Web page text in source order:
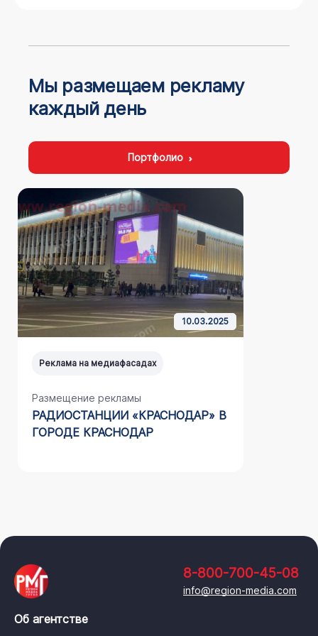
Мы размещаем рекламу
каждый день
Портфолио
10.03.2025
Реклама на медиафасадах
Размещение рекламы
РАДИОСТАНЦИИ «КРАСНОДАР» В
ГОРОДЕ КРАСНОДАР
8-800-700-45-08
info@region-media.com
Об агентстве